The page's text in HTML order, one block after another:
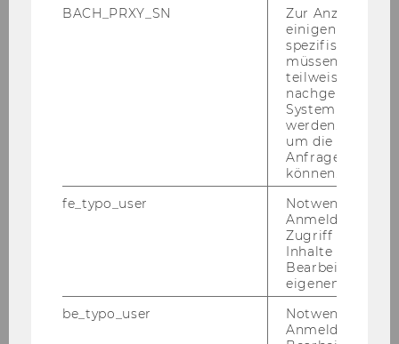
Socio-Ecological Economics
and Policy
BACH_PRXY_SN
Zur Anzeige von
einigen WU-
spezifischen
müssen
teilweise von
nachgelagerten
System
werden.
um die Antwort
Anfrage
können.
fe_typo_user
Notwendig für
Anmeldung und
Zugriff auf
Inhalte oder zur
Bearbeitung des
eigenen Profils.
be_typo_user
Notwendig für
Anmeldung und